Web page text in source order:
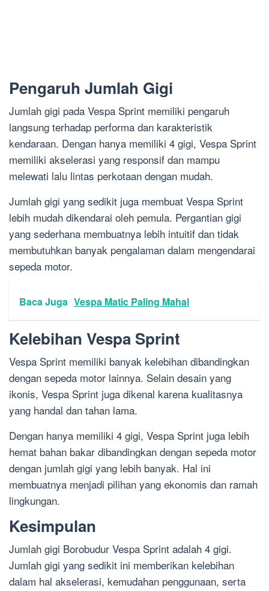
Pengaruh Jumlah Gigi
Jumlah gigi pada Vespa Sprint memiliki pengaruh
langsung terhadap performa dan karakteristik
kendaraan. Dengan hanya memiliki 4 gigi, Vespa Sprint
memiliki akselerasi yang responsif dan mampu
melewati lalu lintas perkotaan dengan mudah.
Jumlah gigi yang sedikit juga membuat Vespa Sprint
lebih mudah dikendarai oleh pemula. Pergantian gigi
yang sederhana membuatnya lebih intuitif dan tidak
membutuhkan banyak pengalaman dalam mengendarai
sepeda motor.
Baca Juga Vespa Matic Paling Mahal
Kelebihan Vespa Sprint
Vespa Sprint memiliki banyak kelebihan dibandingkan
dengan sepeda motor lainnya. Selain desain yang
ikonis, Vespa Sprint juga dikenal karena kualitasnya
yang handal dan tahan lama.
Dengan hanya memiliki 4 gigi, Vespa Sprint juga lebih
hemat bahan bakar dibandingkan dengan sepeda motor
dengan jumlah gigi yang lebih banyak. Hal ini
membuatnya menjadi pilihan yang ekonomis dan ramah
lingkungan.
Kesimpulan
Jumlah gigi Borobudur Vespa Sprint adalah 4 gigi.
Jumlah gigi yang sedikit ini memberikan kelebihan
dalam hal akselerasi, kemudahan penggunaan, serta